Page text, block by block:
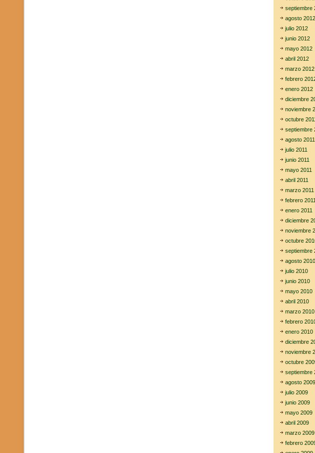
septiembre
agosto 2012
julio 2012
junio 2012
mayo 2012
abril 2012
marzo 2012
febrero
enero 2012
diciembre
noviembre
octubre
septiembre
agosto 2011
julio 2011
junio 2011
mayo 2011
abril 2011
marzo 2011
febrero 2011
enero 2011
diciembre
noviembre
octubre
septiembre
agosto 2010
julio 2010
junio 2010
mayo 2010
abril 2010
marzo 2010
febrero
enero 2010
diciembre
noviembre
octubre
septiembre
agosto 2009
julio 2009
junio 2009
mayo 2009
abril 2009
marzo 2009
febrero